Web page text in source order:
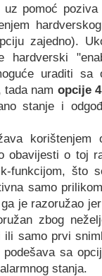
pomoć
zajedno).
hardverski
uraditi sa
nam opcije 4
stanje i
korištenjem
obavijesti o toj
funkcijom, što
samo
je razoružao
zbog
ili samo prvi
sa
stanja.